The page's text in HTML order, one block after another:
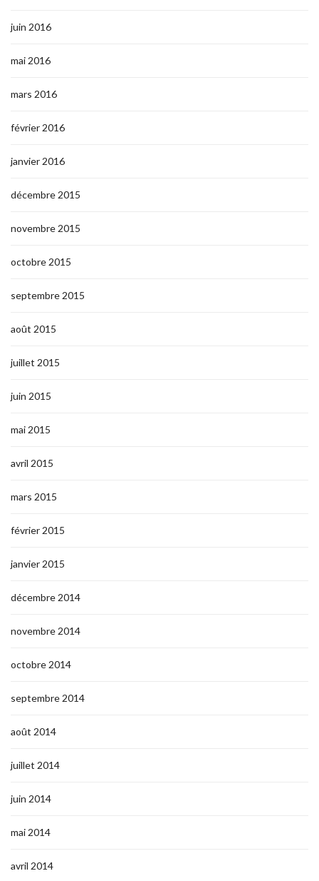
juin 2016
mai 2016
mars 2016
février 2016
janvier 2016
décembre 2015
novembre 2015
octobre 2015
septembre 2015
août 2015
juillet 2015
juin 2015
mai 2015
avril 2015
mars 2015
février 2015
janvier 2015
décembre 2014
novembre 2014
octobre 2014
septembre 2014
août 2014
juillet 2014
juin 2014
mai 2014
avril 2014